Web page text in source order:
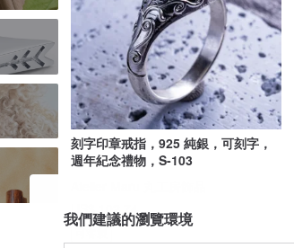
刻字印章戒指，925 純銀，可刻字，
週年紀念禮物，S-103
US$ 102.74
可客製
我們建議的瀏覽環境